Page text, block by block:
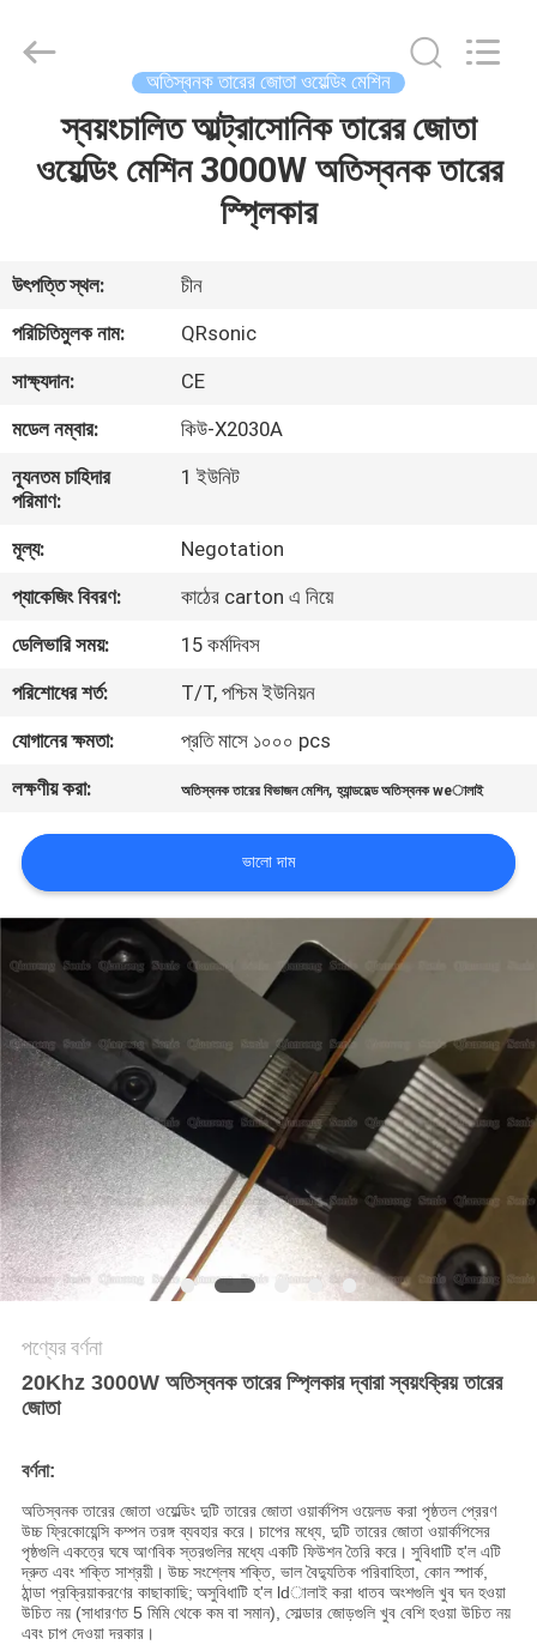
আমাদের
সম্বন্ধে
কারখানা
পরিদর্শন
নিয়ন্ত্রণ
আমাদের
সাথে
যোগাযোগ
করুন
খবর
মামলা
উদ্ধৃতি
অনুরোধ
করুন
সাইট
ম্যাপ
নীতি
Equipment
Co.,Ltd.
অতিস্বনক তারের জোতা ওয়েল্ডিং মেশিন
স্বয়ংচালিত আল্ট্রাসোনিক তারের জোতা
ওয়েল্ডিং মেশিন 3000W অতিস্বনক তারের
স্প্লিকার
উৎপত্তি স্থল:
চীন
পরিচিতিমুলক নাম:
QRsonic
সাক্ষ্যদান:
CE
মডেল নম্বার:
কিউ-X2030A
ন্যূনতম চাহিদার
পরিমাণ:
1 ইউনিট
মূল্য:
Negotation
প্যাকেজিং বিবরণ:
কাঠের carton এ নিয়ে
ডেলিভারি সময়:
15 কর্মদিবস
পরিশোধের শর্ত:
T/T, পশ্চিম ইউনিয়ন
যোগানের ক্ষমতা:
প্রতি মাসে ১০০০ pcs
লক্ষণীয় করা:
অতিস্বনক তারের বিভাজন মেশিন,হ্যান্ডহেল্ড অতিস্বনক weালাই
ভালো দাম
পণ্যের বর্ণনা
20Khz 3000W অতিস্বনক তারের স্প্লিকার দ্বারা স্বয়ংক্রিয় তারের
জোতা
বর্ণনা:
অতিস্বনক তারের জোতা ওয়েল্ডিং দুটি তারের জোতা ওয়ার্কপিস ওয়েলড করা পৃষ্ঠতল প্রেরণ
উচ্চ ফ্রিকোয়েন্সি কম্পন তরঙ্গ ব্যবহার করে। চাপের মধ্যে, দুটি তারের জোতা ওয়ার্কপিসের
পৃষ্ঠগুলি একত্রে ঘষে আণবিক স্তরগুলির মধ্যে একটি ফিউশন তৈরি করে। সুবিধাটি হ'ল এটি
দ্রুত এবং শক্তি সাশ্রয়ী। উচ্চ সংশ্লেষ শক্তি, ভাল বৈদ্যুতিক পরিবাহিতা, কোন স্পার্ক,
ঠান্ডা প্রক্রিয়াকরণের কাছাকাছি; অসুবিধাটি হ'ল ldালাই করা ধাতব অংশগুলি খুব ঘন হওয়া
উচিত নয় (সাধারণত 5 মিমি থেকে কম বা সমান), সোল্ডার জোড়গুলি খুব বেশি হওয়া উচিত নয়
এবং চাপ দেওয়া দরকার।